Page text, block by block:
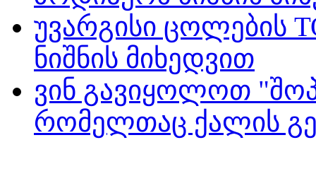
უვარგისი ცოლების
ნიშნის მიხედვით
ვინ გავიყოლოთ
რომელთაც ქალის